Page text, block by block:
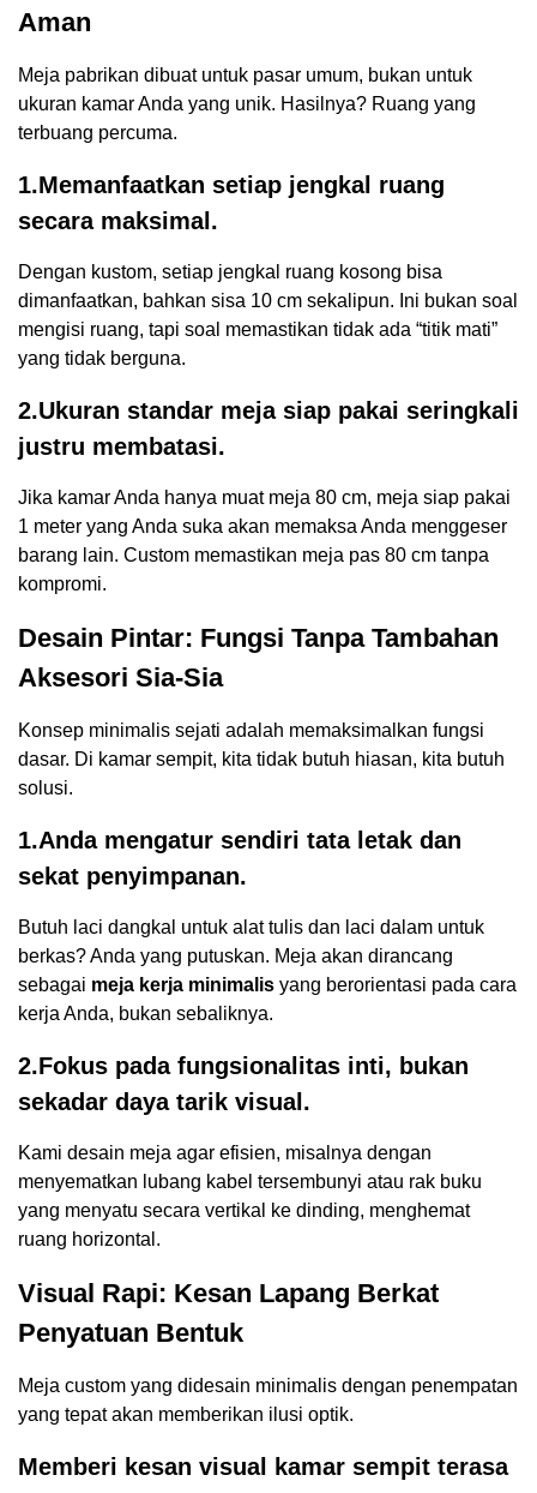
Aman
Meja pabrikan dibuat untuk pasar umum, bukan untuk
ukuran kamar Anda yang unik. Hasilnya? Ruang yang
terbuang percuma.
1.Memanfaatkan setiap jengkal ruang
secara maksimal.
Dengan kustom, setiap jengkal ruang kosong bisa
dimanfaatkan, bahkan sisa 10 cm sekalipun. Ini bukan soal
mengisi ruang, tapi soal memastikan tidak ada “titik mati”
yang tidak berguna.
2.Ukuran standar meja siap pakai seringkali
justru membatasi.
Jika kamar Anda hanya muat meja 80 cm, meja siap pakai
1 meter yang Anda suka akan memaksa Anda menggeser
barang lain. Custom memastikan meja pas 80 cm tanpa
kompromi.
Desain Pintar: Fungsi Tanpa Tambahan
Aksesori Sia-Sia
Konsep minimalis sejati adalah memaksimalkan fungsi
dasar. Di kamar sempit, kita tidak butuh hiasan, kita butuh
solusi.
1.Anda mengatur sendiri tata letak dan
sekat penyimpanan.
Butuh laci dangkal untuk alat tulis dan laci dalam untuk
berkas? Anda yang putuskan. Meja akan dirancang
sebagai meja kerja minimalis yang berorientasi pada cara
kerja Anda, bukan sebaliknya.
2.Fokus pada fungsionalitas inti, bukan
sekadar daya tarik visual.
Kami desain meja agar efisien, misalnya dengan
menyematkan lubang kabel tersembunyi atau rak buku
yang menyatu secara vertikal ke dinding, menghemat
ruang horizontal.
Visual Rapi: Kesan Lapang Berkat
Penyatuan Bentuk
Meja custom yang didesain minimalis dengan penempatan
yang tepat akan memberikan ilusi optik.
Memberi kesan visual kamar sempit terasa